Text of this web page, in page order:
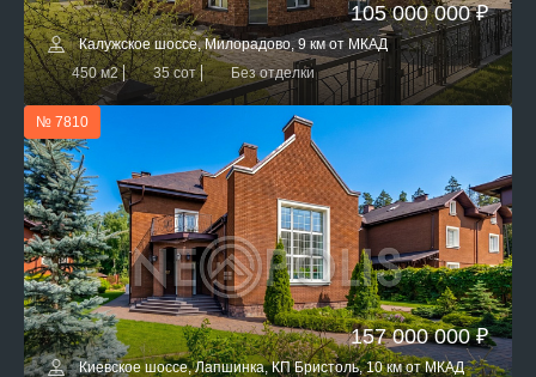
105 000 000 ₽
Калужское шоссе, Милорадово, 9 км от МКАД
450 м2
35 сот Без отделки
№ 7810
157 000 000 ₽
Киевское шоссе, Лапшинка, КП Бристоль, 10 км от МКАД